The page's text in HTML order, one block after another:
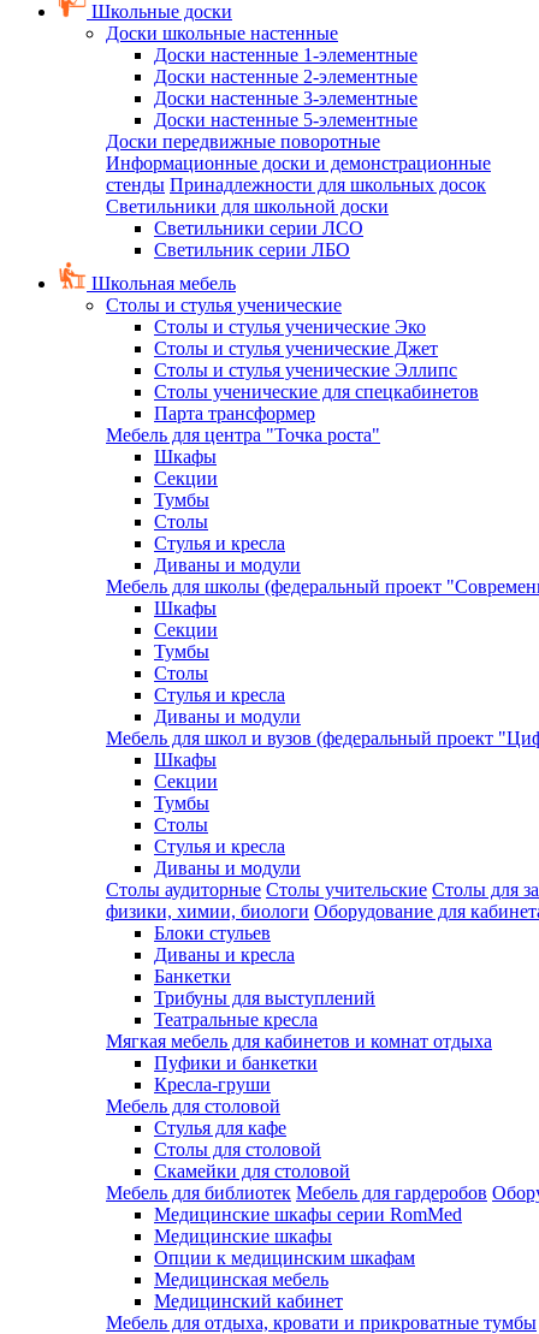
Школьные доски
Доски школьные настенные
Доски настенные 1-элементные
Доски настенные 2-элементные
Доски настенные 3-элементные
Доски настенные 5-элементные
Доски передвижные поворотные
Информационные доски и демонстрационные
стенды Принадлежности для школьных досок
Светильники для школьной доски
Светильники серии ЛСО
Светильник серии ЛБО
Школьная мебель
Столы и стулья ученические
Столы и стулья ученические Эко
Столы и стулья ученические Джет
Столы и стулья ученические Эллипс
Столы ученические для спецкабинетов
Парта трансформер
Мебель для центра "Точка роста"
Шкафы
Секции
Тумбы
Столы
Стулья и кресла
Диваны и модули
Мебель для школы (федеральный проект
Шкафы
Секции
Тумбы
Столы
Стулья и кресла
Диваны и модули
Мебель для школ и вузов (федеральный проект
Шкафы
Секции
Тумбы
Столы
Стулья и кресла
Диваны и модули
Столы аудиторные Столы учительские Столы для
физики, химии, биологи Оборудование для
Блоки стульев
Диваны и кресла
Банкетки
Трибуны для выступлений
Театральные кресла
Мягкая мебель для кабинетов и комнат отдыха
Пуфики и банкетки
Кресла-груши
Мебель для столовой
Cтулья для кафе
Cтолы для столовой
Скамейки для столовой
Мебель для библиотек Мебель для гардеробов
Медицинские шкафы серии RomMed
Медицинские шкафы
Опции к медицинским шкафам
Медицинская мебель
Медицинский кабинет
Мебель для отдыха, кровати и прикроватные тумбы